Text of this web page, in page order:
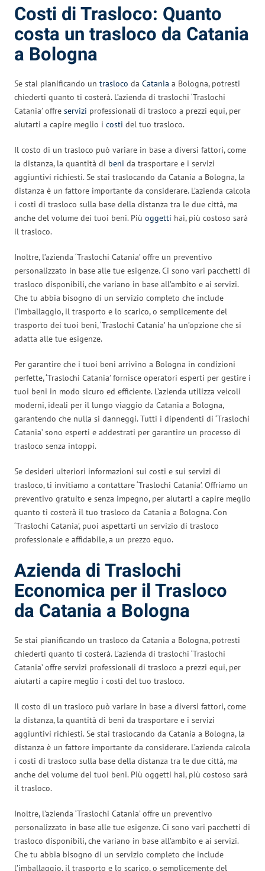
Costi di Trasloco: Quanto
costa un trasloco da Catania
a Bologna
Se stai pianificando un trasloco da Catania a Bologna, potresti
chiederti quanto ti costerà. L’azienda di traslochi ‘Traslochi
Catania’ offre servizi professionali di trasloco a prezzi equi, per
aiutarti a capire meglio i costi del tuo trasloco.
Il costo di un trasloco può variare in base a diversi fattori, come
la distanza, la quantità di beni da trasportare e i servizi
aggiuntivi richiesti. Se stai traslocando da Catania a Bologna, la
distanza è un fattore importante da considerare. L’azienda calcola
i costi di trasloco sulla base della distanza tra le due città, ma
anche del volume dei tuoi beni. Più oggetti hai, più costoso sarà
il trasloco.
Inoltre, l’azienda ‘Traslochi Catania’ offre un preventivo
personalizzato in base alle tue esigenze. Ci sono vari pacchetti di
trasloco disponibili, che variano in base all’ambito e ai servizi.
Che tu abbia bisogno di un servizio completo che include
l’imballaggio, il trasporto e lo scarico, o semplicemente del
trasporto dei tuoi beni, ‘Traslochi Catania’ ha un’opzione che si
adatta alle tue esigenze.
Per garantire che i tuoi beni arrivino a Bologna in condizioni
perfette, ‘Traslochi Catania’ fornisce operatori esperti per gestire i
tuoi beni in modo sicuro ed efficiente. L’azienda utilizza veicoli
moderni, ideali per il lungo viaggio da Catania a Bologna,
garantendo che nulla si danneggi. Tutti i dipendenti di ‘Traslochi
Catania’ sono esperti e addestrati per garantire un processo di
trasloco senza intoppi.
Se desideri ulteriori informazioni sui costi e sui servizi di
trasloco, ti invitiamo a contattare ‘Traslochi Catania’. Offriamo un
preventivo gratuito e senza impegno, per aiutarti a capire meglio
quanto ti costerà il tuo trasloco da Catania a Bologna. Con
‘Traslochi Catania’, puoi aspettarti un servizio di trasloco
professionale e affidabile, a un prezzo equo.
Azienda di Traslochi
Economica per il Trasloco
da Catania a Bologna
Se stai pianificando un trasloco da Catania a Bologna, potresti
chiederti quanto ti costerà. L’azienda di traslochi ‘Traslochi
Catania’ offre servizi professionali di trasloco a prezzi equi, per
aiutarti a capire meglio i costi del tuo trasloco.
Il costo di un trasloco può variare in base a diversi fattori, come
la distanza, la quantità di beni da trasportare e i servizi
aggiuntivi richiesti. Se stai traslocando da Catania a Bologna, la
distanza è un fattore importante da considerare. L’azienda calcola
i costi di trasloco sulla base della distanza tra le due città, ma
anche del volume dei tuoi beni. Più oggetti hai, più costoso sarà
il trasloco.
Inoltre, l’azienda ‘Traslochi Catania’ offre un preventivo
personalizzato in base alle tue esigenze. Ci sono vari pacchetti di
trasloco disponibili, che variano in base all’ambito e ai servizi.
Che tu abbia bisogno di un servizio completo che include
l’imballaggio, il trasporto e lo scarico, o semplicemente del